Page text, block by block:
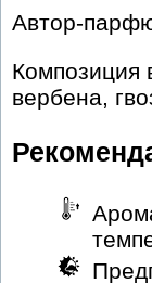
Автор-
Композиция
вербена,